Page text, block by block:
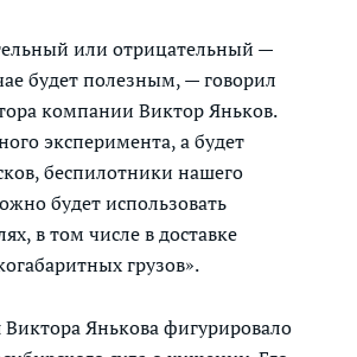
или отрицательный —
будет полезным, — говорил
компании Виктор Яньков.
эксперимента, а будет
беспилотники нашего
будет использовать
в том числе в доставке
грузов».
Янькова фигурировало